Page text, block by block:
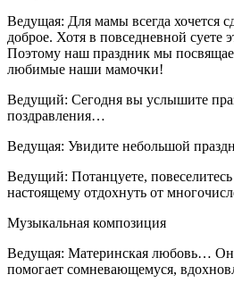
Ведущая: Для мамы всегда хочется
доброе. Хотя в повседневной суете
Поэтому наш праздник мы
любимые наши мамочки!
Ведущий: Сегодня вы услышите
поздравления…
Ведущая: Увидите небольшой
Ведущий: Потанцуете,
настоящему отдохнуть от
Музыкальная композиция
Ведущая: Материнская любовь…
помогает сомневающемуся,